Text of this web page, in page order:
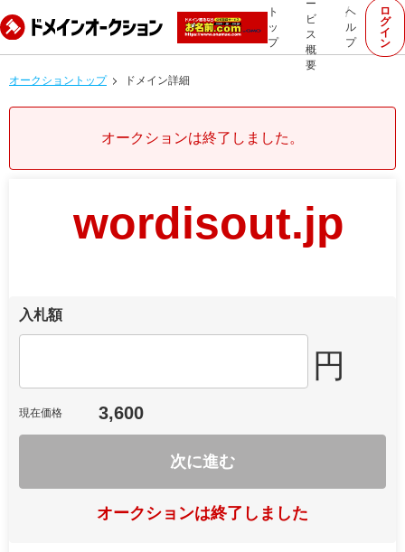
ト
ッ
プ
ー
ビ
ス
概
要
ヘ
ル
プ
ロ
グ
イ
ン
オークショントップ ドメイン詳細
オークションは終了しました。
wordisout.jp
入札額
円
現在価格 3,600
次に進む
オークションは終了しました